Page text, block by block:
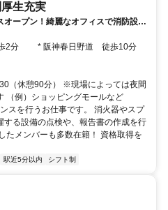
厚生充実
オープン！綺麗なオフィスで消防設備
道 徒歩2分 * 阪神春日野道 徒歩10分
（休憩90分） ※現場によっては夜間
（例）ショッピングモールなど
スを行うお仕事です。 消火器やスプ
する設備の点検や、報告書の作成を行
たメンバーも多数在籍！ 資格取得を
駅近5分以内 シフト制